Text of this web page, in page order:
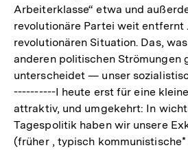
Arbeiterklasse“ etwa und
revolutionäre Partei weit entfernt
revolutionären Situation. Das,
anderen politischen Strömungen
unterscheidet — unser
----------I heute erst für eine
attraktiv, und umgekehrt: In
Tagespolitik haben wir unsere
(früher , typisch